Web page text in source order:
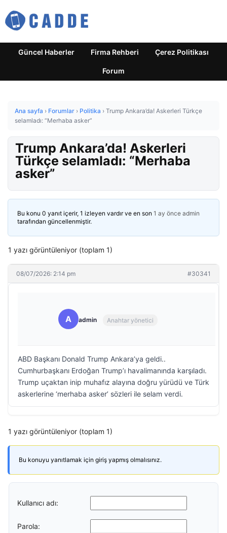
Güncel Haberler Firma Rehberi Çerez Politikası
Forum
Ana sayfa › Forumlar › Politika › Trump Ankara’da! Askerleri Türkçe
selamladı: “Merhaba asker”
Trump Ankara’da! Askerleri
Türkçe selamladı: “Merhaba
asker”
Bu konu 0 yanıt içerir, 1 izleyen vardır ve en son 1 ay önce admin
tarafından güncellenmiştir.
1 yazı görüntüleniyor (toplam 1)
08/07/2026: 2:14 pm #30341
A admin Anahtar yönetici
ABD Başkanı Donald Trump Ankara’ya geldi..
Cumhurbaşkanı Erdoğan Trump’ı havalimanında karşıladı.
Trump uçaktan inip muhafız alayına doğru yürüdü ve Türk
askerlerine ‘merhaba asker’ sözleri ile selam verdi.
1 yazı görüntüleniyor (toplam 1)
Bu konuyu yanıtlamak için giriş yapmış olmalısınız.
Kullanıcı adı:
Parola: